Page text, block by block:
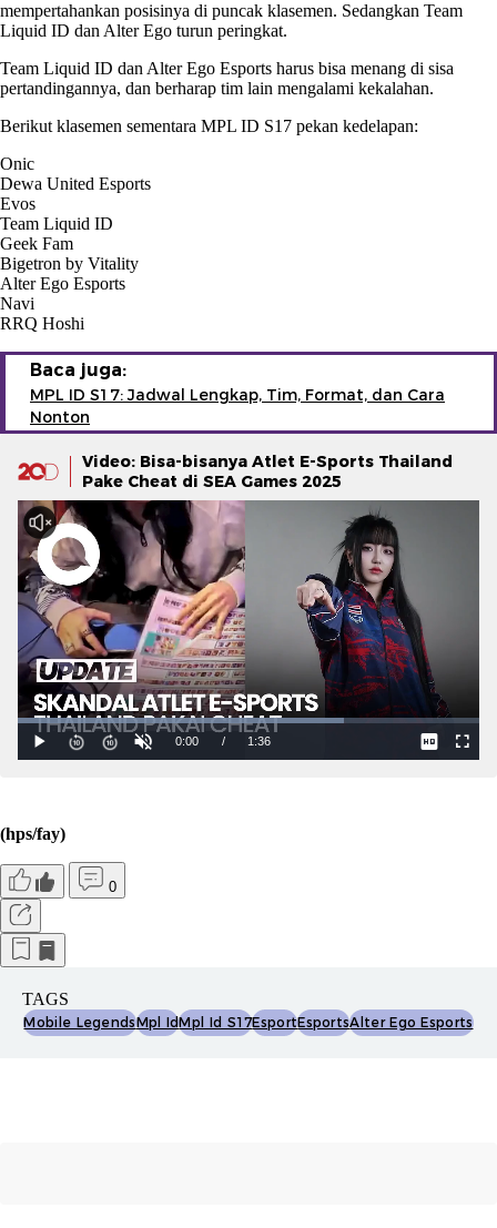
mempertahankan posisinya di puncak klasemen. Sedangkan Team
Liquid ID dan Alter Ego turun peringkat.
Team Liquid ID dan Alter Ego Esports harus bisa menang di sisa
pertandingannya, dan berharap tim lain mengalami kekalahan.
Berikut klasemen sementara MPL ID S17 pekan kedelapan:
Onic
Dewa United Esports
Evos
Team Liquid ID
Geek Fam
Bigetron by Vitality
Alter Ego Esports
Navi
RRQ Hoshi
Baca juga:
MPL ID S17: Jadwal Lengkap, Tim, Format, dan Cara
Nonton
Video: Bisa-bisanya Atlet E-Sports Thailand
Pake Cheat di SEA Games 2025
(hps/fay)
0
TAGS
Mobile LegendsMpl IdMpl Id S17EsportEsportsAlter Ego Esports